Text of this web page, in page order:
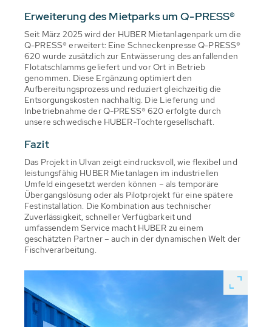
Erweiterung des Mietparks um Q-PRESS®
Seit März 2025 wird der HUBER Mietanlagenpark um die
Q-PRESS® erweitert: Eine Schneckenpresse Q-PRESS®
620 wurde zusätzlich zur Entwässerung des anfallenden
Flotatschlamms geliefert und vor Ort in Betrieb
genommen. Diese Ergänzung optimiert den
Aufbereitungsprozess und reduziert gleichzeitig die
Entsorgungskosten nachhaltig. Die Lieferung und
Inbetriebnahme der Q-PRESS® 620 erfolgte durch
unsere schwedische HUBER-Tochtergesellschaft.
Fazit
Das Projekt in Ulvan zeigt eindrucksvoll, wie flexibel und
leistungsfähig HUBER Mietanlagen im industriellen
Umfeld eingesetzt werden können – als temporäre
Übergangslösung oder als Pilotprojekt für eine spätere
Festinstallation. Die Kombination aus technischer
Zuverlässigkeit, schneller Verfügbarkeit und
umfassendem Service macht HUBER zu einem
geschätzten Partner – auch in der dynamischen Welt der
Fischverarbeitung.